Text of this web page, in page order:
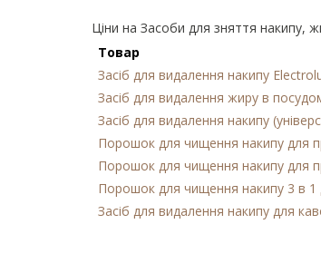
Ціни на Засоби для зняття накипу,
Товар
Засіб для видалення накипу
Засіб для видалення жиру в
Засіб для видалення накипу
Порошок для чищення накипу для
Порошок для чищення накипу для
Порошок для чищення накипу 3 в 1
Засіб для видалення накипу для